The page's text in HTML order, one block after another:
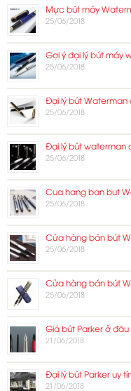
Mực bút máy
25/06/2018
Gợi ý đại lý bút máy
25/06/2018
Đại lý bút Waterman
25/06/2018
Đại lý bút waterman
25/06/2018
Cua hang ban but
25/06/2018
Cửa hàng bán bút
25/06/2018
Cửa hàng bán bút
25/06/2018
Giá bút Parker ở
21/06/2018
Đại lý bút Parker uy
21/06/2018